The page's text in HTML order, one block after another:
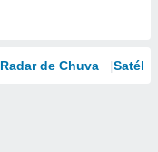
Radar de Chuva